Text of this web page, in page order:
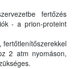
fertőzés
- a prion-proteint
fertőtlenítőszerekkel
2 atm nyomáson,